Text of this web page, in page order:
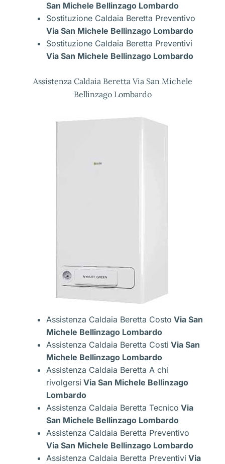
San Michele Bellinzago Lombardo
Sostituzione Caldaia Beretta Preventivo
Via San Michele Bellinzago Lombardo
Sostituzione Caldaia Beretta Preventivi
Via San Michele Bellinzago Lombardo
Assistenza Caldaia Beretta Via San Michele
Bellinzago Lombardo
Assistenza Caldaia Beretta Costo Via San
Michele Bellinzago Lombardo
Assistenza Caldaia Beretta Costi Via San
Michele Bellinzago Lombardo
Assistenza Caldaia Beretta A chi
rivolgersi Via San Michele Bellinzago
Lombardo
Assistenza Caldaia Beretta Tecnico Via
San Michele Bellinzago Lombardo
Assistenza Caldaia Beretta Preventivo
Via San Michele Bellinzago Lombardo
Assistenza Caldaia Beretta Preventivi Via